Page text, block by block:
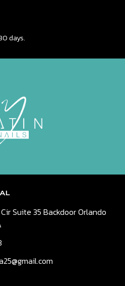
days.
Suite 35 Backdoor Orlando